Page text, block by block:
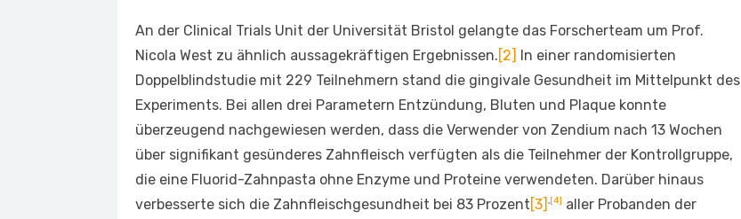
An der Clinical Trials Unit der Universität Bristol gelangte das Forscherteam um Prof.
Nicola West zu ähnlich aussagekräftigen Ergebnissen. [2]
In einer randomisierten
Doppelblindstudie mit 229 Teilnehmern stand die gingivale Gesundheit im Mittelpunkt des
Experiments. Bei allen drei Parametern Entzündung, Bluten und Plaque konnte
überzeugend nachgewiesen werden, dass die Verwender von Zendium nach 13 Wochen
über signifikant gesünderes Zahnfleisch verfügten als die Teilnehmer der Kontrollgruppe,
die eine Fluorid-Zahnpasta ohne Enzyme und Proteine verwendeten. Darüber hinaus
verbesserte sich die Zahnfleischgesundheit bei 83 Prozent [3] ,[4] aller Probanden der